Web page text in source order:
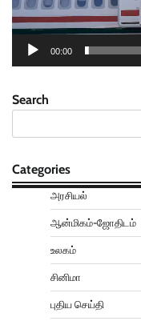
00:00
Search
Categories
அரசியல்
ஆன்மிகம்-ஜோதிடம்
உலகம்
சினிமா
புதிய செய்தி